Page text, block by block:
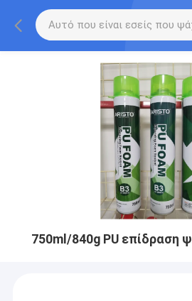
750ml/840g PU επίδραση